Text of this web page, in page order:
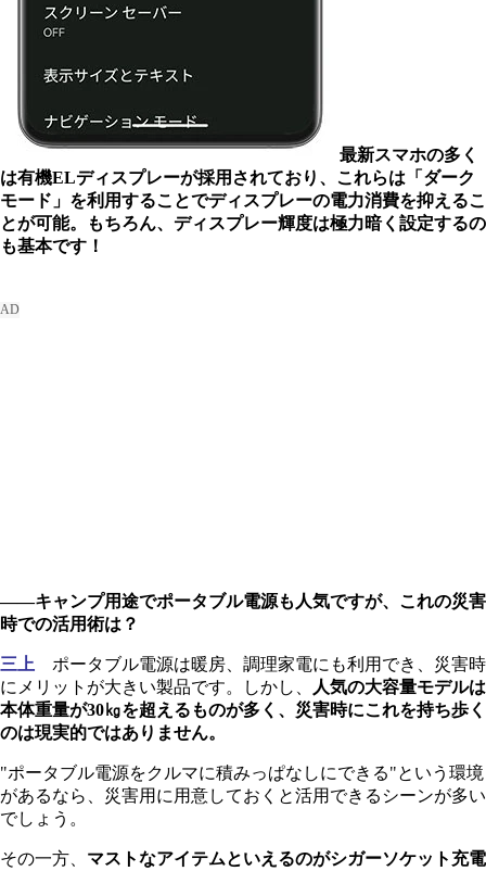
最新スマホの多く
は有機ELディスプレーが採用されており、これらは「ダーク
モード」を利用することでディスプレーの電力消費を抑えるこ
とが可能。もちろん、ディスプレー輝度は極力暗く設定するの
も基本です！
――キャンプ用途でポータブル電源も人気ですが、これの災害
時での活用術は？
三上 ポータブル電源は暖房、調理家電にも利用でき、災害時
にメリットが大きい製品です。しかし、
人気の大容量モデルは
本体重量が30㎏を超えるものが多く、災害時にこれを持ち歩く
のは現実的ではありません。
"ポータブル電源をクルマに積みっぱなしにできる"という環境
があるなら、災害用に用意しておくと活用できるシーンが多い
でしょう。
その一方、 マストなアイテムといえるのがシガーソケット充電